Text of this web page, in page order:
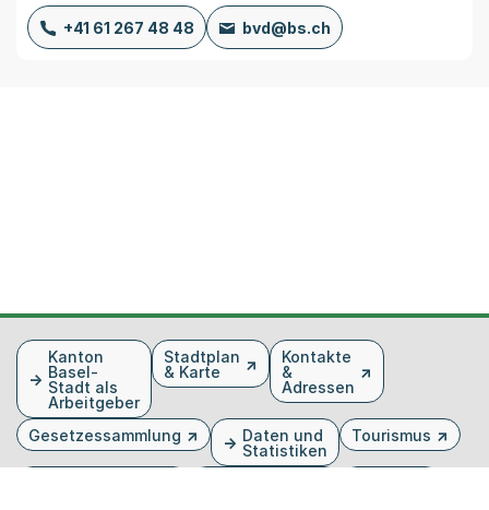
+41 61 267 48 48 bvd@bs.ch
FusszeileKanton
Basel-
Stadt als
Arbeitgeber
Stadtplan
& Karte
Kontakte
&
Adressen
Gesetzessammlung
Daten und
Statistiken
Tourismus